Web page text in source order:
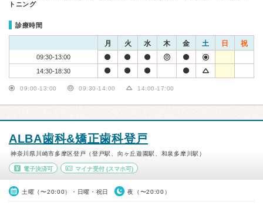
トニング
診療時間
月 火 水 木 金 土 日 祝
09:30-13:00
14:30-18:30
09:00-13:00 09:30-14:00 14:00-17:00
ALBA歯科&矯正歯科登戸
神奈川県川崎市多摩区登戸（登戸駅、向ヶ丘遊園駅、和泉多摩川駅）
電子決済可 マイナ受付(スマホ可)
土曜（〜20:00）・日曜・祝日 夜（〜20:00）